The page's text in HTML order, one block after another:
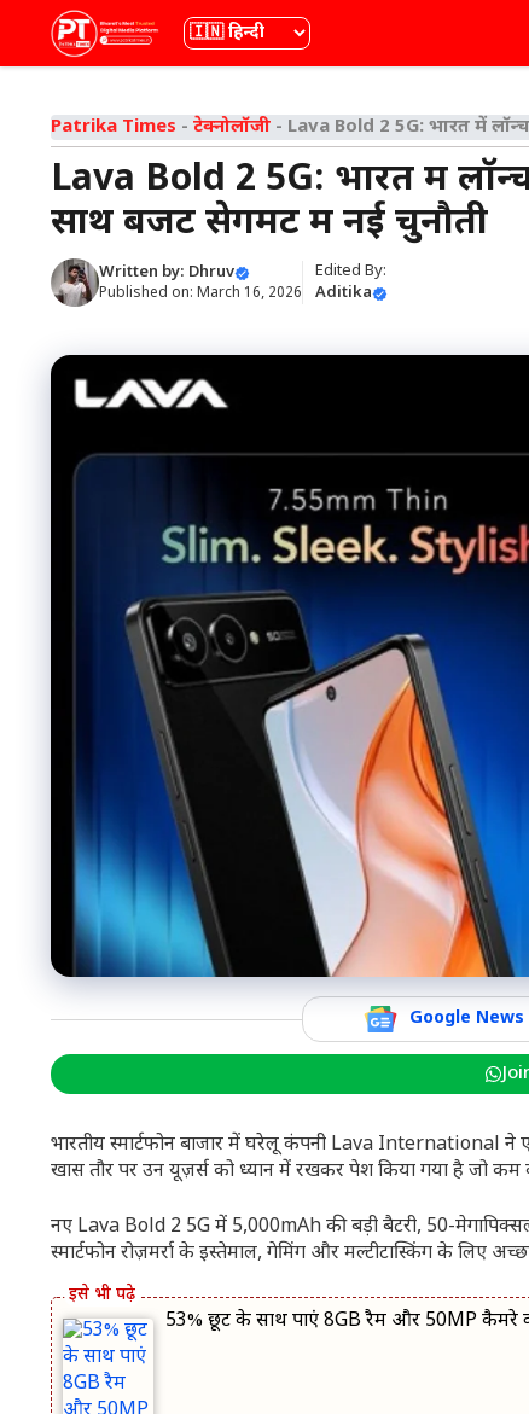
content
भाषा
Patrika Times - टेक्नोलॉजी - Lava Bold 2 5G: भारत में
Lava Bold 2 5G: भारत में
साथ बजट सेगमेंट में नई चुनौती
Written by: Dhruv
Published on: March 16, 2026
Edited By:
Aditika
Google News
भारतीय स्मार्टफोन बाजार में घरेलू कंपनी Lava International ने
खास तौर पर उन यूज़र्स को ध्यान में रखकर पेश किया गया है जो कम
नए Lava Bold 2 5G में 5,000mAh की बड़ी बैटरी, 50-
स्मार्टफोन रोज़मर्रा के इस्तेमाल, गेमिंग और मल्टीटास्किंग के लिए
53% छूट के साथ पाएं 8GB रैम और 50MP